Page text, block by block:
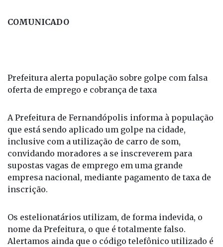
COMUNICADO
Prefeitura alerta população sobre golpe com falsa
oferta de emprego e cobrança de taxa
A Prefeitura de Fernandópolis informa à população
que está sendo aplicado um golpe na cidade,
inclusive com a utilização de carro de som,
convidando moradores a se inscreverem para
supostas vagas de emprego em uma grande
empresa nacional, mediante pagamento de taxa de
inscrição.
Os estelionatários utilizam, de forma indevida, o
nome da Prefeitura, o que é totalmente falso.
Alertamos ainda que o código telefônico utilizado é